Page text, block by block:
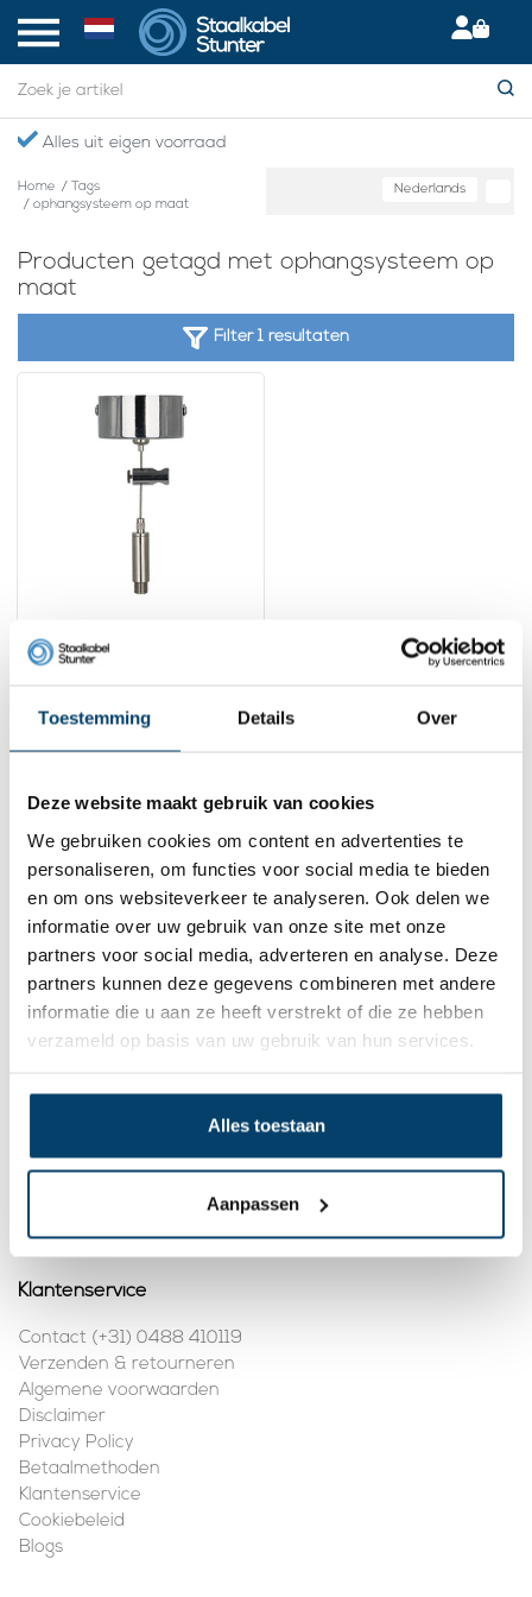
Toestemming Details Over
Deze website maakt gebruik van cookies
We gebruiken cookies om content en advertenties te
personaliseren, om functies voor social media te bieden
en om ons websiteverkeer te analyseren. Ook delen we
informatie over uw gebruik van onze site met onze
partners voor social media, adverteren en analyse. Deze
partners kunnen deze gegevens combineren met andere
informatie die u aan ze heeft verstrekt of die ze hebben
verzameld op basis van uw gebruik van hun services.
Alles toestaan
Aanpassen
Alles uit eigen voorraad
Home /
Tags
/ ophangsysteem op maat
Nederlands
Producten getagd met ophangsysteem op
maat
Filter 1 resultaten
Technx
Ophangsysteem
Contact
E-mail:
info@staalkabelstunter.com
Telefoonnummer: +31488410119
KVK nummer: 78463092
Klantenservice
Contact (+31) 0488 410119
Verzenden & retourneren
Algemene voorwaarden
Disclaimer
Privacy Policy
Betaalmethoden
Klantenservice
Cookiebeleid
Blogs